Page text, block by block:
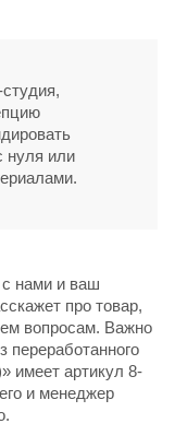
нуля или
с нами и ваш
про товар,
вопросам. Важно
переработанного
имеет артикул 8-
и менеджер